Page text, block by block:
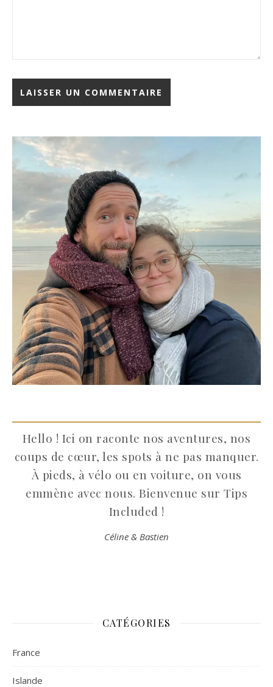
Hello ! Ici on raconte nos aventures, nos
coups de cœur, les spots à ne pas manquer.
À pieds, à vélo ou en voiture, on vous
emmène avec nous. Bienvenue sur Tips
Included !
Céline & Bastien
CATÉGORIES
France
Islande